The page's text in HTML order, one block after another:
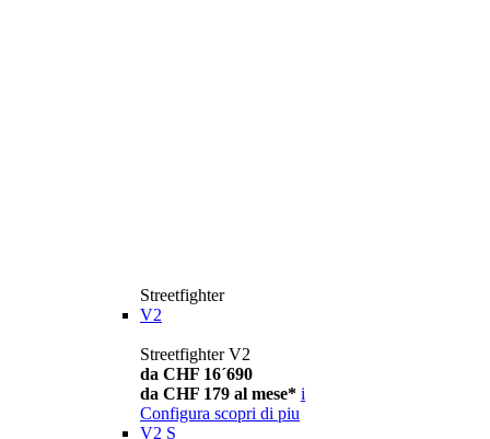
Streetfighter
V2
Streetfighter V2
da CHF 16´690
da CHF 179 al mese* i
Configura scopri di piu
V2 S